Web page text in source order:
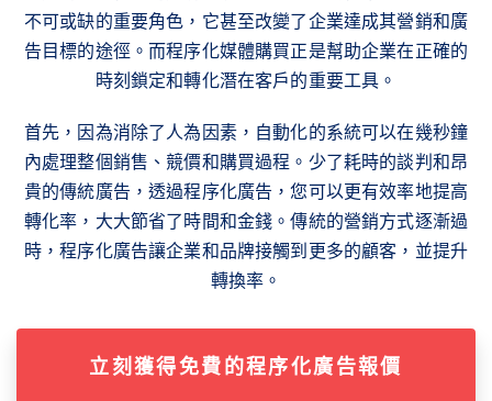
不可或缺的重要角色，它甚至改變了企業達成其營銷和廣
告目標的途徑。而程序化媒體購買正是幫助企業在正確的
時刻鎖定和轉化潛在客戶的重要工具。
首先，因為消除了人為因素，自動化的系統可以在幾秒鐘
內處理整個銷售、競價和購買過程。少了耗時的談判和昂
貴的傳統廣告，透過程序化廣告，您可以更有效率地提高
轉化率，大大節省了時間和金錢。傳統的營銷方式逐漸過
時，程序化廣告讓企業和品牌接觸到更多的顧客，並提升
轉換率。
立刻獲得免費的程序化廣告報價